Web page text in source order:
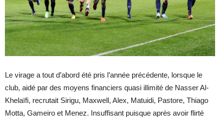
Le virage a tout d’abord été pris l’année précédente, lorsque le
club, aidé par des moyens financiers quasi illimité de Nasser Al-
Khelaïfi, recrutait Sirigu, Maxwell, Alex, Matuidi, Pastore, Thiago
Motta, Gameiro et Menez. Insuffisant puisque après avoir flirté